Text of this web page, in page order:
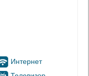
Интернет